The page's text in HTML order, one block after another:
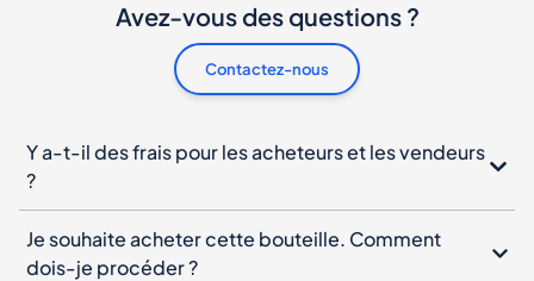
Avez-vous des questions ?
Contactez-nous
Y a-t-il des frais pour les acheteurs et les vendeurs
?
Je souhaite acheter cette bouteille. Comment
dois-je procéder ?